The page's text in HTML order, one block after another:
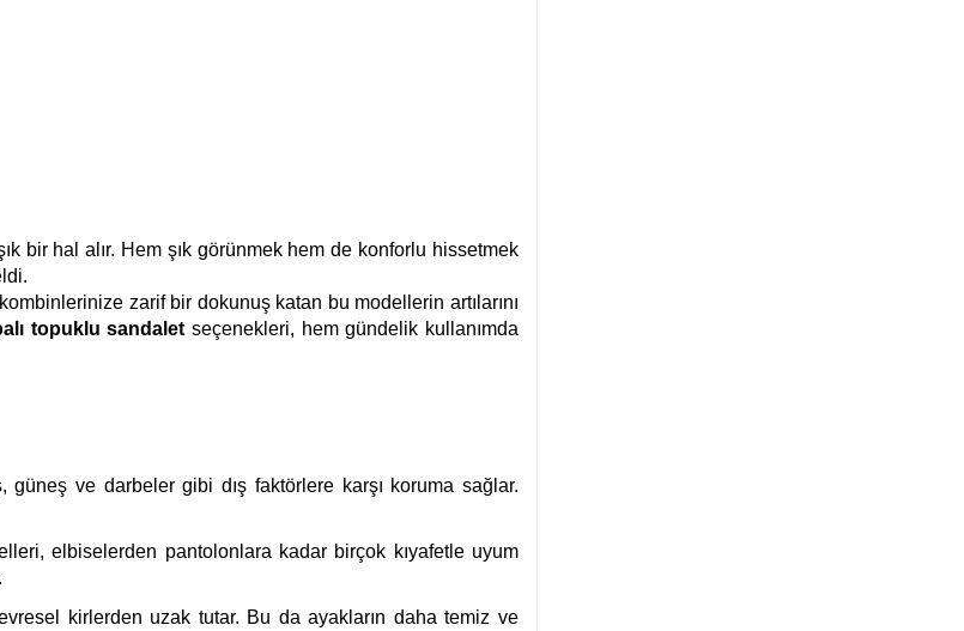
bir hal alır. Hem şık görünmek hem de konforlu hissetmek
zarif bir dokunuş katan bu modellerin artılarını
topuklu sandalet seçenekleri, hem gündelik kullanımda
güneş ve darbeler gibi dış faktörlere karşı koruma sağlar.
elbiselerden pantolonlara kadar birçok kıyafetle uyum
kirlerden uzak tutar. Bu da ayakların daha temiz ve